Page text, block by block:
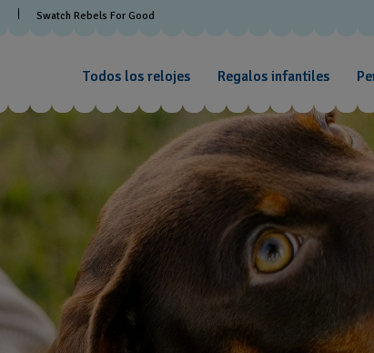
Swatch Rebels For Good
Todos los relojes Regalos infantiles